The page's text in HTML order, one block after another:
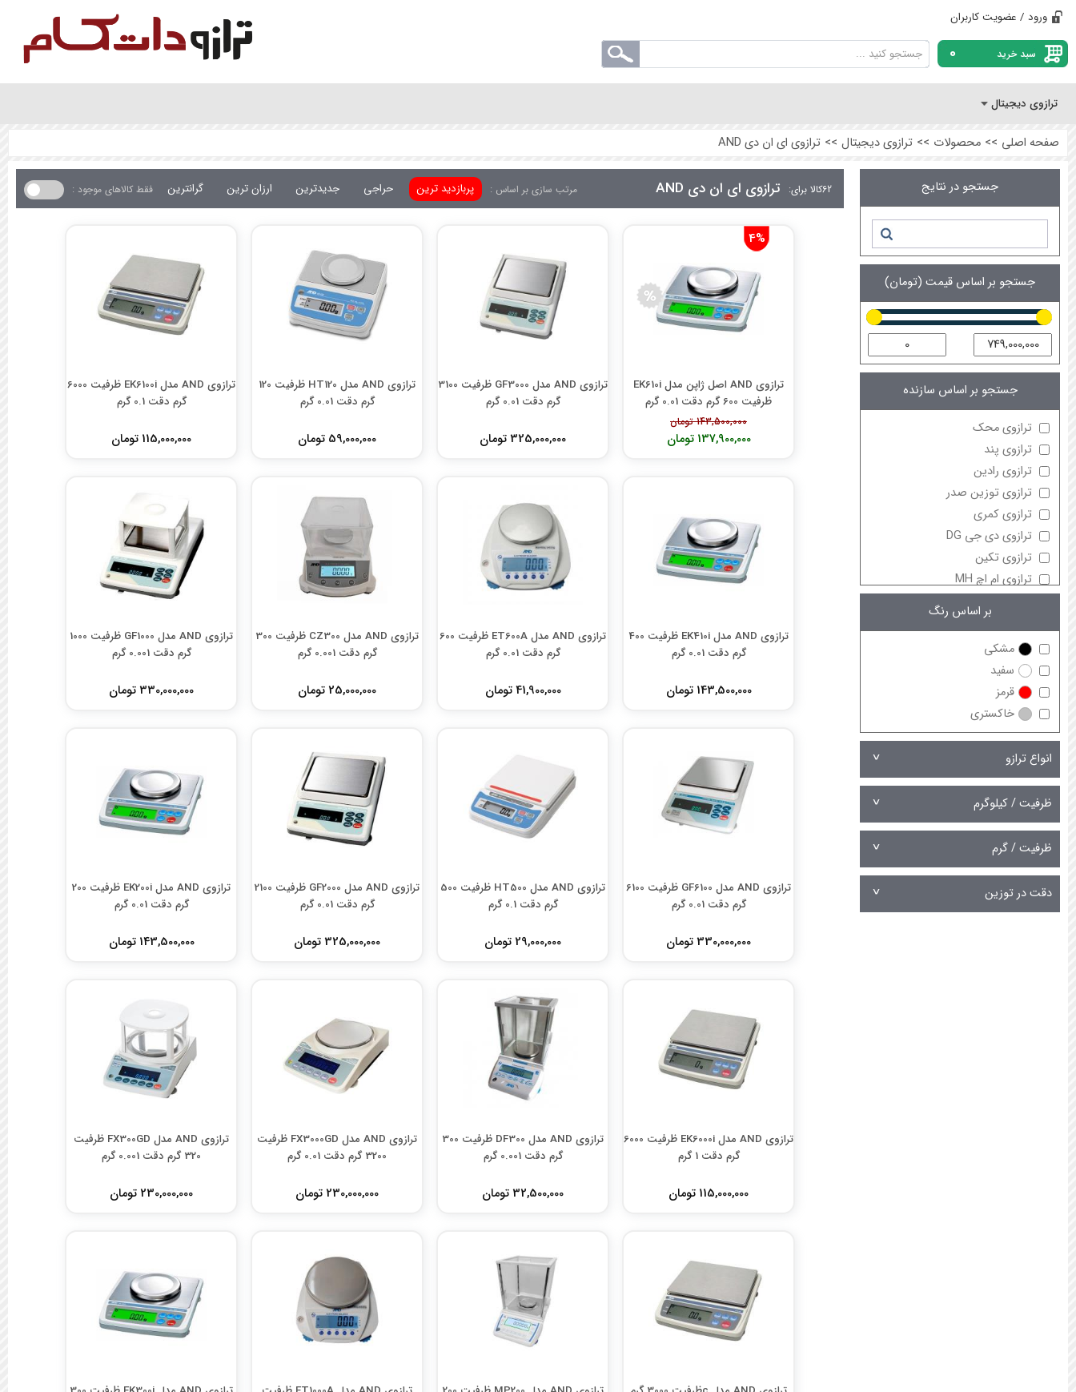
ورود / عضویت کاربران
سبد خرید 0
ترازوی دیجیتال
صفحه اصلی >> محصولات >> ترازوی دیجیتال >> ترازوی ای ان دی AND
جستجو در نتایج
جستجو بر اساس قیمت (تومان)
جستجو بر اساس سازنده
ترازوی محک
ترازوی پند
ترازوی رادین
ترازوی توزین صدر
ترازوی کمری
ترازوی دی جی DG
ترازوی تکین
ترازوی ام اچ MH
ترازوی کس CAS
ترازوی ساتریو
ترازوی ای سی یو ACU
ترازوی دیبال
ترازوی اعتماد
ترازوی صبا
ترازوی سروین
ترازوی نوت بوک
ترازوی ای ان دی AND
ترازوی سارتریوس
ترازوی کیا
ترازوی آدام
بر اساس رنگ
مشکی
سفید
قرمز
خاکستری
انواع ترازو
ظرفیت / کیلوگرم
ظرفیت / گرم
دقت در توزین
62کالا برای: ترازوی ای ان دی AND مرتب سازی بر اساس : پربازدید ترین حراجی جدیدترین ارزان ترین گرانترین فقط کالاهای موجود :
4%
ترازوی AND اصل ژاپن مدل EK610i
ظرفیت 600 گرم دقت 0.01 گرم
143,500,000 تومان
137,900,000 تومان
ترازوی AND مدل GF3000 ظرفیت 3100
گرم دقت 0.01 گرم
325,000,000 تومان
ترازوی AND مدل HT120 ظرفیت 120
گرم دقت 0.01 گرم
59,000,000 تومان
ترازوی AND مدل EK6100i ظرفیت 6000
گرم دقت 0.1 گرم
115,000,000 تومان
ترازوی AND مدل EK410i ظرفیت 400
گرم دقت 0.01 گرم
143,500,000 تومان
ترازوی AND مدل ET600A ظرفیت 600
گرم دقت 0.01 گرم
41,900,000 تومان
ترازوی AND مدل CZ300 ظرفیت 300
گرم دقت 0.001 گرم
25,000,000 تومان
ترازوی AND مدل GF1000 ظرفیت 1000
گرم دقت 0.001 گرم
330,000,000 تومان
ترازوی AND مدل GF6100 ظرفیت 6100
گرم دقت 0.01 گرم
330,000,000 تومان
ترازوی AND مدل HT500 ظرفیت 500
گرم دقت 0.1 گرم
29,000,000 تومان
ترازوی AND مدل GF2000 ظرفیت 2100
گرم دقت 0.01 گرم
325,000,000 تومان
ترازوی AND مدل EK200i ظرفیت 200
گرم دقت 0.01 گرم
143,500,000 تومان
ترازوی AND مدل EK6000i ظرفیت 6000
گرم دقت 1 گرم
115,000,000 تومان
ترازوی AND مدل DF300 ظرفیت 300
گرم دقت 0.001 گرم
32,500,000 تومان
ترازوی AND مدل FX3000GD ظرفیت
3200 گرم دقت 0.01 گرم
230,000,000 تومان
ترازوی AND مدل FX300GD ظرفیت
320 گرم دقت 0.001 گرم
230,000,000 تومان